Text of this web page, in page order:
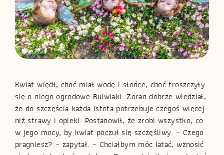
Kwiat więdł, choć miał wodę i słońce, choć troszczyły
się o niego ogrodowe Bulwiaki. Zoran dobrze wiedział,
że do szczęścia każda istota potrzebuje czegoś więcej
niż strawy i opieki. Postanowił, że zrobi wszystko, co
w jego mocy, by kwiat poczuł się szczęśliwy. – Czego
pragniesz? – zapytał. – Chciałbym móc latać, wznosić